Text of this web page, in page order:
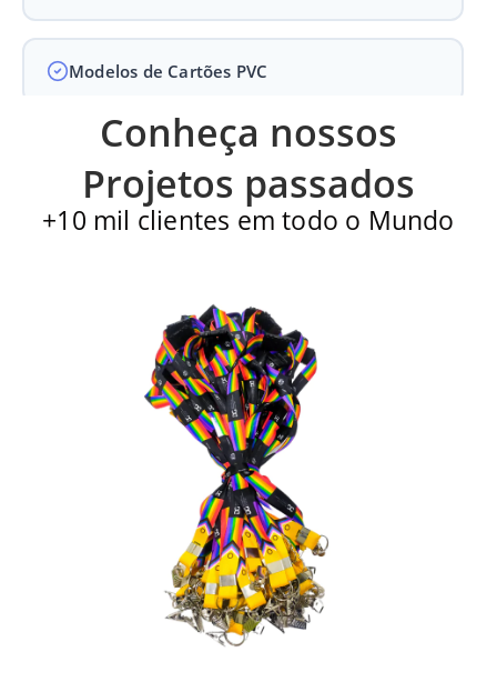
Modelos de Cartões PVC
Carteirinha de Igreja
Cartão PVC
Carteirinha escolar
Impressão de alto padrão - Qualidade diferenciada
Sem quantidade mínima - peça quantas quiser
A partir de 10 unidades, o design é gratuito
Solicite sua amostra física agora!
Refabricação Garantida em caso de erro. (**)
Distribuidor de Cartões PVC em Marília | Aprovação
Rápida | Ligue Jácom varios tipos!
Identificação em PVC para igrejas
Conheça nossos
Projetos passados
+10 mil clientes em todo o Mundo